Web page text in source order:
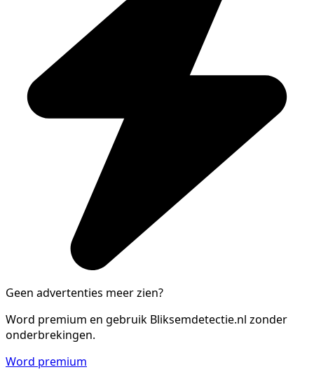
Geen advertenties meer zien?
Word premium en gebruik Bliksemdetectie.nl zonder
onderbrekingen.
Word premium